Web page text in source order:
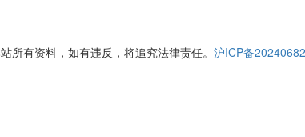
有资料，如有违反，将追究法律责任。 沪ICP备